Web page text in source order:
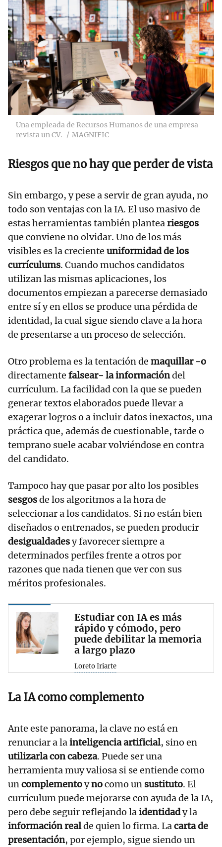
Una empleada de Recursos Humanos de una empresa
revista un CV.
MAGNIFIC
Riesgos que no hay que perder de vista
Sin embargo, y pese a servir de gran ayuda, no
todo son ventajas con la IA. El uso masivo de
estas herramientas también planteariesgos
que conviene no olvidar. Uno de los más
visibles es la creciente uniformidad de los
currículums. Cuando muchos candidatos
utilizan las mismas aplicaciones, los
documentos empiezan a parecerse demasiado
entre sí y en ellos se produce una pérdida de
identidad, la cual sigue siendo clave a la hora
de presentarse a un proceso de selección.
Otro problema es la tentación de maquillar -o
directamente falsear- la informacióndel
currículum. La facilidad con la que se pueden
generar textos elaborados puede llevar a
exagerar logros o a incluir datos inexactos, una
práctica que, además de cuestionable, tarde o
temprano suele acabar volviéndose en contra
del candidato.
Tampoco hay que pasar por alto los posibles
sesgosde los algoritmos a la hora de
seleccionar a los candidatos. Si no están bien
diseñados o entrenados, se pueden producir
desigualdadesy favorecer siempre a
determinados perfiles frente a otros por
razones que nada tienen que ver con sus
méritos profesionales.
Estudiar con IA es más
rápido y cómodo, pero
puede debilitar la memoria
a largo plazo
Loreto Iriarte
La IA como complemento
Ante este panorama, la clave no está en
renunciar a lainteligencia artificial, sino en
utilizarla con cabeza. Puede ser una
herramienta muy valiosa si se entiende como
uncomplementoynocomo un sustituto. El
currículum puede mejorarse con ayuda de la IA,
pero debe seguir reflejando laidentidady la
información realde quien lo firma. Lacarta de
presentación, por ejemplo, sigue siendo un